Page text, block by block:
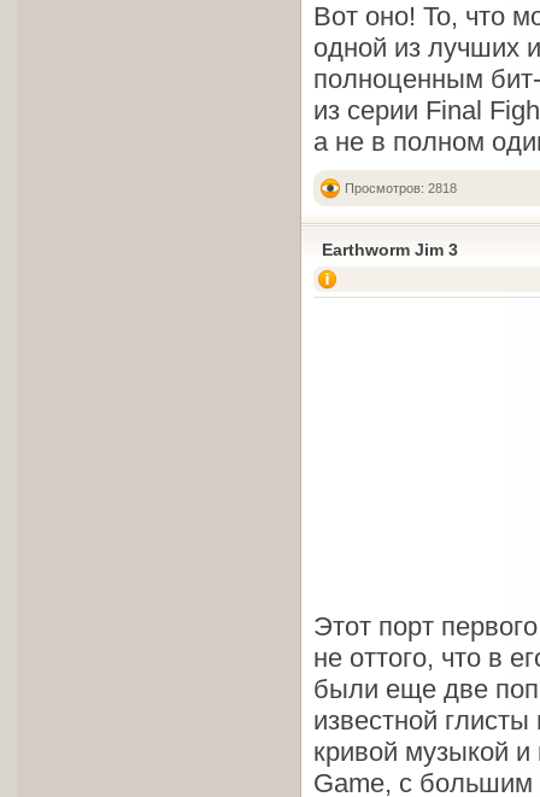
Вот оно! То, что
одной из лучших
полноценным
из серии Final
а не в полном
Просмотров: 2818
Earthworm Jim 3
Этот порт
не оттого, что в
были еще две
известной
кривой музыкой
Game, с большим